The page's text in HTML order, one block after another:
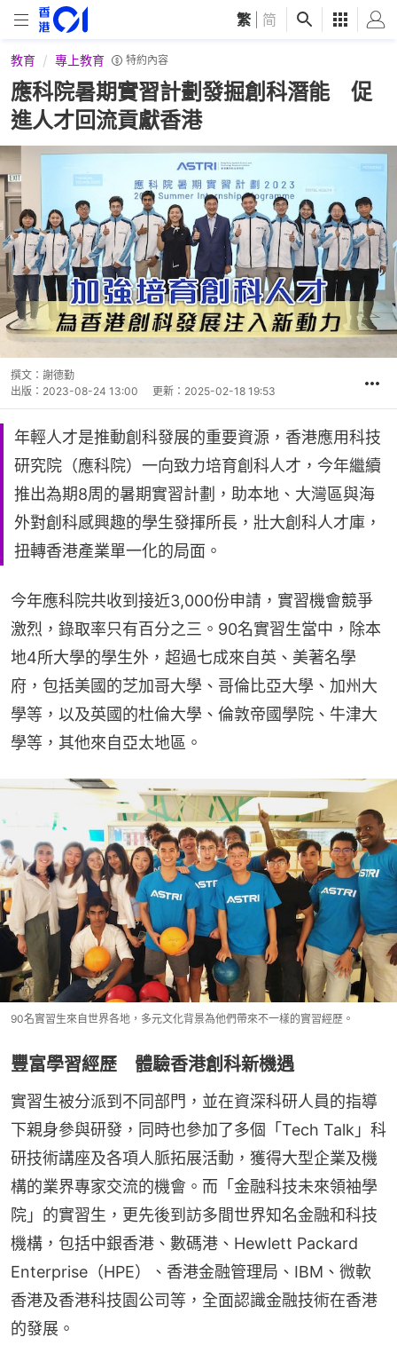
繁 简
教育 專上教育 特約內容
應科院暑期實習計劃發掘創科潛能 促
進人才回流貢獻香港
撰文： 謝德勤
出版： 2023-08-24 13:00 更新： 2025-02-18 19:53
年輕人才是推動創科發展的重要資源，香港應用科技
研究院（應科院）一向致力培育創科人才，今年繼續
推出為期8周的暑期實習計劃，助本地、大灣區與海
外對創科感興趣的學生發揮所長，壯大創科人才庫，
扭轉香港產業單一化的局面。
今年應科院共收到接近3,000份申請，實習機會競爭
激烈，錄取率只有百分之三。90名實習生當中，除本
地4所大學的學生外，超過七成來自英、美著名學
府，包括美國的芝加哥大學、哥倫比亞大學、加州大
學等，以及英國的杜倫大學、倫敦帝國學院、牛津大
學等，其他來自亞太地區。
90名實習生來自世界各地，多元文化背景為他們帶來不一樣的實習經歷。
豐富學習經歷 體驗香港創科新機遇
實習生被分派到不同部門，並在資深科研人員的指導
下親身參與研發，同時也參加了多個「Tech Talk」科
研技術講座及各項人脈拓展活動，獲得大型企業及機
構的業界專家交流的機會。而「金融科技未來領袖學
院」的實習生，更先後到訪多間世界知名金融和科技
機構，包括中銀香港、數碼港、Hewlett Packard
Enterprise（HPE）、香港金融管理局、IBM、微軟
香港及香港科技園公司等，全面認識金融技術在香港
的發展。